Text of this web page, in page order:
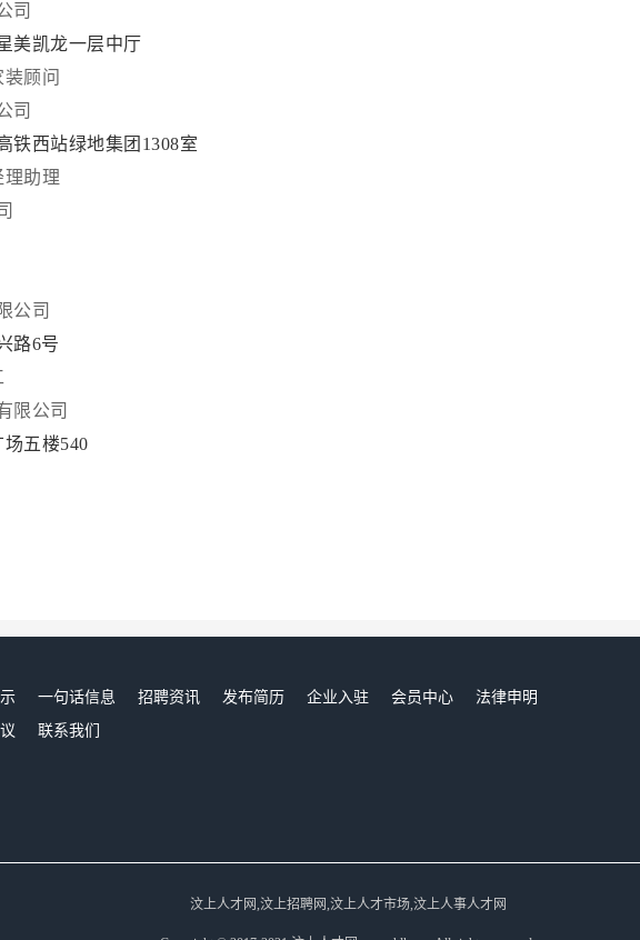
司
美凯龙一层中厅
装顾问
司
铁西站绿地集团1308室
理助理
公司
路6号
限公司
五楼540
一句话信息 招聘资讯 发布简历 企业入驻 会员中心
法律申明
联系我们
汶上人才网,汶上招聘网,汶上人才市场,汶上人事人才网